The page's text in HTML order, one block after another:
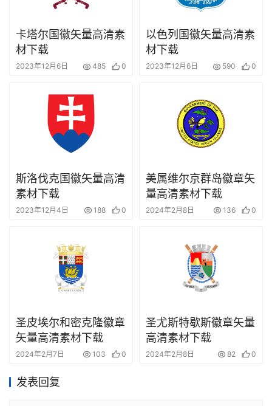
卡塔尔国徽矢量高清素
材下载
2023年12月6日 485 0
以色列国徽矢量高清素
材下载
2023年12月6日 590 0
斯洛伐克国徽矢量高清
素材下载
2023年12月4日 188 0
美属维尔京群岛徽章矢
量高清素材下载
2024年2月8日 136 0
圣皮埃尔和密克隆徽章
矢量高清素材下载
2024年2月7日 103 0
圣尤斯特歇斯徽章矢量
高清素材下载
2024年2月8日 82 0
发表回复